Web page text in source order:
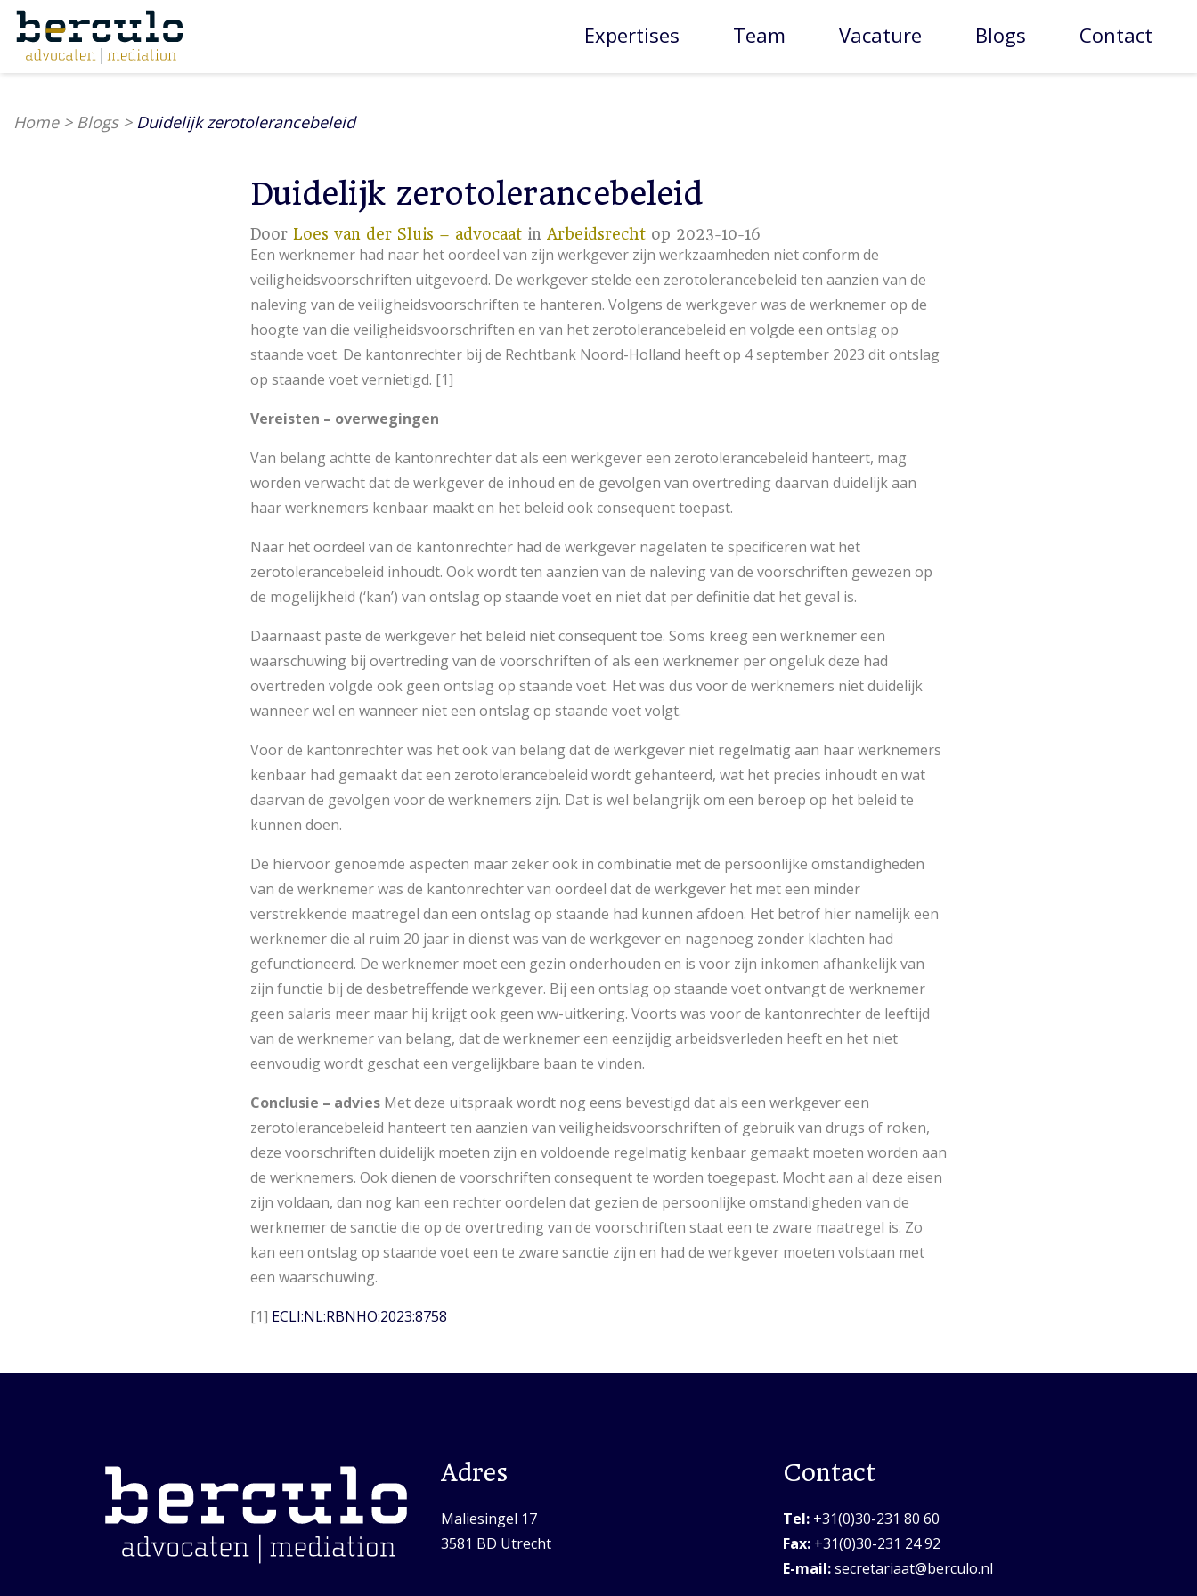
Expertises Team Vacature Blogs Contact
Home> Blogs> Duidelijk zerotolerancebeleid
Duidelijk zerotolerancebeleid
Door Loes van der Sluis – advocaat in Arbeidsrecht op 2023-10-16
Een werknemer had naar het oordeel van zijn werkgever zijn werkzaamheden niet conform de
veiligheidsvoorschriften uitgevoerd. De werkgever stelde een zerotolerancebeleid ten aanzien van de
naleving van de veiligheidsvoorschriften te hanteren. Volgens de werkgever was de werknemer op de
hoogte van die veiligheidsvoorschriften en van het zerotolerancebeleid en volgde een ontslag op
staande voet. De kantonrechter bij de Rechtbank Noord-Holland heeft op 4 september 2023 dit ontslag
op staande voet vernietigd. [1]
Vereisten – overwegingen
Van belang achtte de kantonrechter dat als een werkgever een zerotolerancebeleid hanteert, mag
worden verwacht dat de werkgever de inhoud en de gevolgen van overtreding daarvan duidelijk aan
haar werknemers kenbaar maakt en het beleid ook consequent toepast.
Naar het oordeel van de kantonrechter had de werkgever nagelaten te specificeren wat het
zerotolerancebeleid inhoudt. Ook wordt ten aanzien van de naleving van de voorschriften gewezen op
de mogelijkheid (‘kan’) van ontslag op staande voet en niet dat per definitie dat het geval is.
Daarnaast paste de werkgever het beleid niet consequent toe. Soms kreeg een werknemer een
waarschuwing bij overtreding van de voorschriften of als een werknemer per ongeluk deze had
overtreden volgde ook geen ontslag op staande voet. Het was dus voor de werknemers niet duidelijk
wanneer wel en wanneer niet een ontslag op staande voet volgt.
Voor de kantonrechter was het ook van belang dat de werkgever niet regelmatig aan haar werknemers
kenbaar had gemaakt dat een zerotolerancebeleid wordt gehanteerd, wat het precies inhoudt en wat
daarvan de gevolgen voor de werknemers zijn. Dat is wel belangrijk om een beroep op het beleid te
kunnen doen.
De hiervoor genoemde aspecten maar zeker ook in combinatie met de persoonlijke omstandigheden
van de werknemer was de kantonrechter van oordeel dat de werkgever het met een minder
verstrekkende maatregel dan een ontslag op staande had kunnen afdoen. Het betrof hier namelijk een
werknemer die al ruim 20 jaar in dienst was van de werkgever en nagenoeg zonder klachten had
gefunctioneerd. De werknemer moet een gezin onderhouden en is voor zijn inkomen afhankelijk van
zijn functie bij de desbetreffende werkgever. Bij een ontslag op staande voet ontvangt de werknemer
geen salaris meer maar hij krijgt ook geen ww-uitkering. Voorts was voor de kantonrechter de leeftijd
van de werknemer van belang, dat de werknemer een eenzijdig arbeidsverleden heeft en het niet
eenvoudig wordt geschat een vergelijkbare baan te vinden.
Conclusie – advies Met deze uitspraak wordt nog eens bevestigd dat als een werkgever een
zerotolerancebeleid hanteert ten aanzien van veiligheidsvoorschriften of gebruik van drugs of roken,
deze voorschriften duidelijk moeten zijn en voldoende regelmatig kenbaar gemaakt moeten worden aan
de werknemers. Ook dienen de voorschriften consequent te worden toegepast. Mocht aan al deze eisen
zijn voldaan, dan nog kan een rechter oordelen dat gezien de persoonlijke omstandigheden van de
werknemer de sanctie die op de overtreding van de voorschriften staat een te zware maatregel is. Zo
kan een ontslag op staande voet een te zware sanctie zijn en had de werkgever moeten volstaan met
een waarschuwing.
[1] ECLI:NL:RBNHO:2023:8758
Adres
Maliesingel 17
3581 BD Utrecht
Contact
Tel:+31(0)30-231 80 60
Fax:+31(0)30-231 24 92
E-mail:secretariaat@berculo.nl